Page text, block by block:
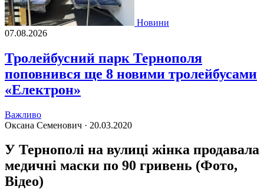
Новини
07.08.2026
Тролейбусний парк Тернополя
поповнився ще 8 новими тролейбусами
«Електрон»
Важливо
Оксана Семенович · 20.03.2020
У Тернополі на вулиці жінка продавала
медичні маски по 90 гривень (Фото,
Відео)